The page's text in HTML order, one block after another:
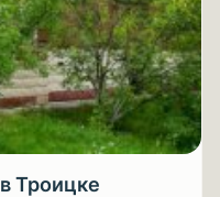
Троицке